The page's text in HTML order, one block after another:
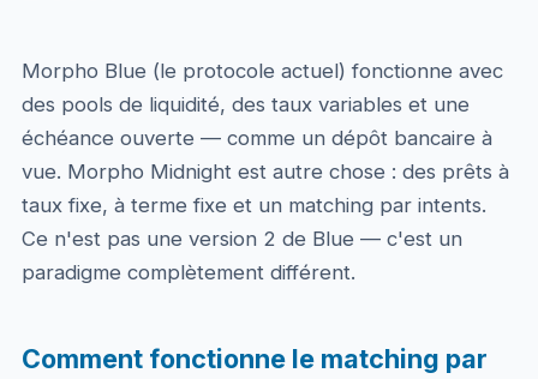
Morpho Blue (le protocole actuel) fonctionne avec
des pools de liquidité, des taux variables et une
échéance ouverte — comme un dépôt bancaire à
vue. Morpho Midnight est autre chose : des prêts à
taux fixe, à terme fixe et un matching par intents.
Ce n'est pas une version 2 de Blue — c'est un
paradigme complètement différent.
Comment fonctionne le matching par